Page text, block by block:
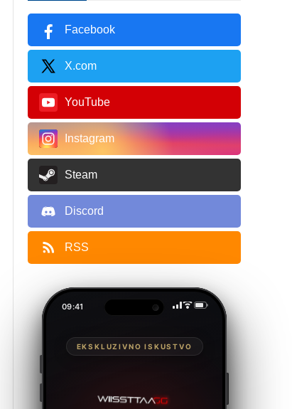
Facebook
X.com
YouTube
Instagram
Steam
Discord
RSS
09:41
EKSKLUZIVNO ISKUSTVO